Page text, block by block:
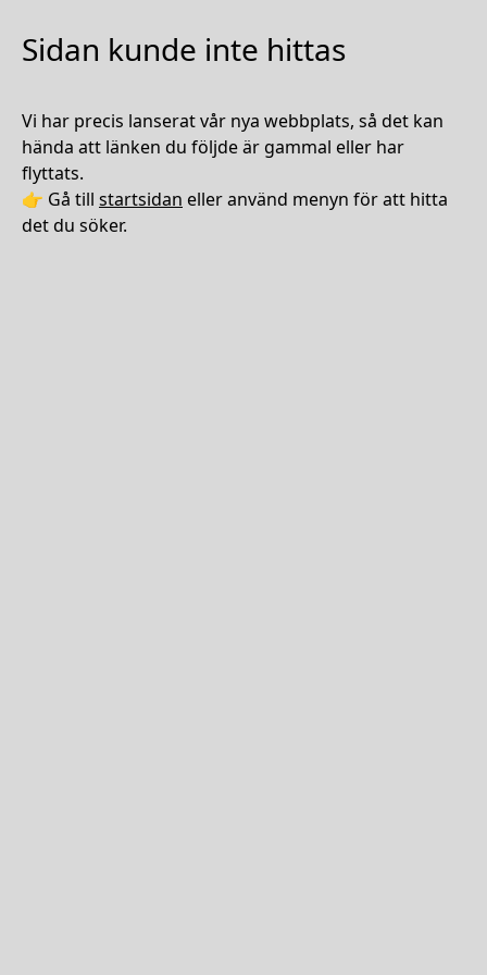
Sidan kunde inte hittas
Vi har precis lanserat vår nya webbplats, så det kan
hända att länken du följde är gammal eller har
flyttats.
👉 Gå till startsidan eller använd menyn för att hitta
det du söker.